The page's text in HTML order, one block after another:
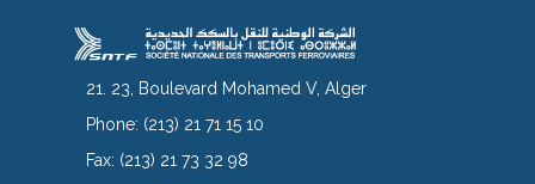
21. 23, Boulevard Mohamed V, Alger
Phone: (213) 21 71 15 10
Fax: (213) 21 73 32 98